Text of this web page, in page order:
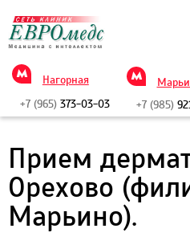
Нагорная
+7 (965) 373-03-03
+7 (985)
Прием
Орехово
Марьино).